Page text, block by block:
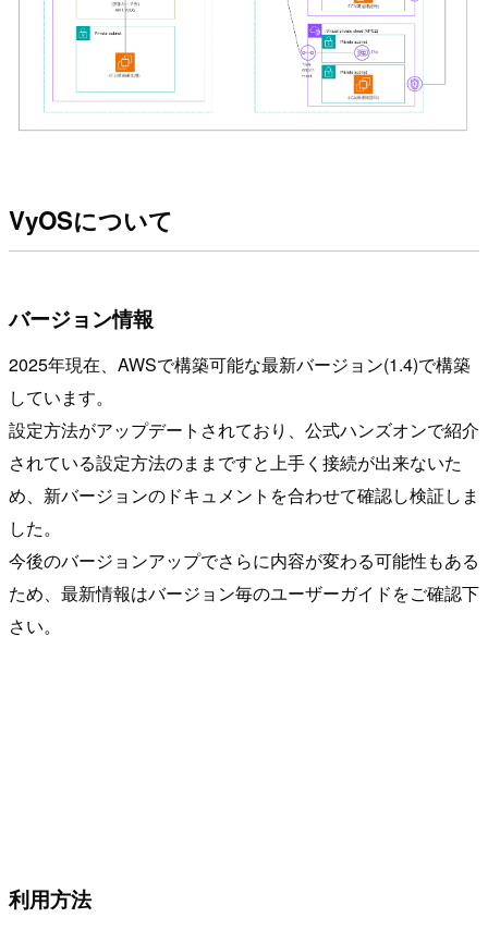
VyOSについて
バージョン情報
2025年現在、AWSで構築可能な最新バージョン(1.4)で構築
しています。
設定方法がアップデートされており、公式ハンズオンで紹介
されている設定方法のままですと上手く接続が出来ないた
め、新バージョンのドキュメントを合わせて確認し検証しま
した。
今後のバージョンアップでさらに内容が変わる可能性もある
ため、最新情報はバージョン毎のユーザーガイドをご確認下
さい。
利用方法